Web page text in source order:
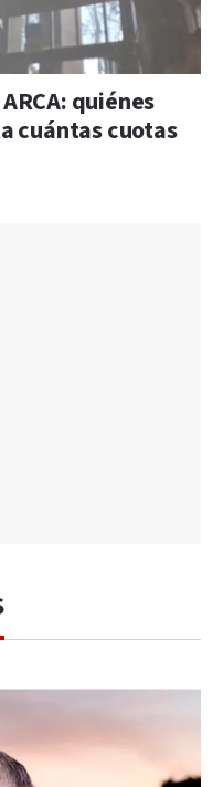
quiénes
cuántas cuotas